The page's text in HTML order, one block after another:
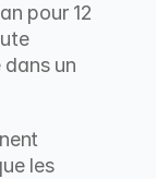
pour 12
un
les